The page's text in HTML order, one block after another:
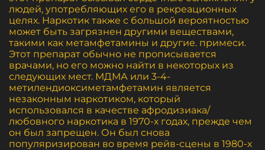
людей, употребляющих его в рекреационных
целях. Наркотик также с большой вероятностью
может быть загрязнен другими веществами,
такими как метамфетамины и другие. примеси.
Этот препарат обычно не прописывается
врачами, но его можно найти в некоторых из
следующих мест. МДМА или 3-4-
метилендиоксиметамфетамин является
незаконным наркотиком, который
использовался в качестве афродизиака/
любовного наркотика в 1970-х годах, прежде чем
он был запрещен. Он был снова
популяризирован во время рейв-сцены в 1980-х